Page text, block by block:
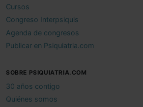
Cursos
Congreso Interpsiquis
Agenda de congresos
Publicar en Psiquiatria.com
SOBRE PSIQUIATRIA.COM
30 años contigo
Quiénes somos